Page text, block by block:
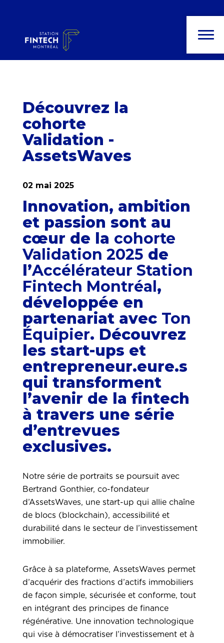
Découvrez la
cohorte
Validation -
AssetsWaves
02 mai 2025
Innovation, ambition
et passion sont au
cœur de la cohorte
Validation 2025 de
l’Accélérateur Station
Fintech Montréal,
développée en
partenariat avec Ton
Équipier. Découvrez
les start-ups et
entrepreneur.eure.s
qui transforment
l’avenir de la fintech
à travers une série
d’entrevues
exclusives.
Notre série de portraits se poursuit avec
Bertrand Gonthier, co-fondateur
d’AssetsWaves, une start-up qui allie chaîne
de blocs (blockchain), accessibilité et
durabilité dans le secteur de l’investissement
immobilier.
Grâce à sa plateforme, AssetsWaves permet
d’acquérir des fractions d’actifs immobiliers
de façon simple, sécurisée et conforme, tout
en intégrant des principes de finance
régénérative. Une innovation technologique
qui vise à démocratiser l’investissement et à